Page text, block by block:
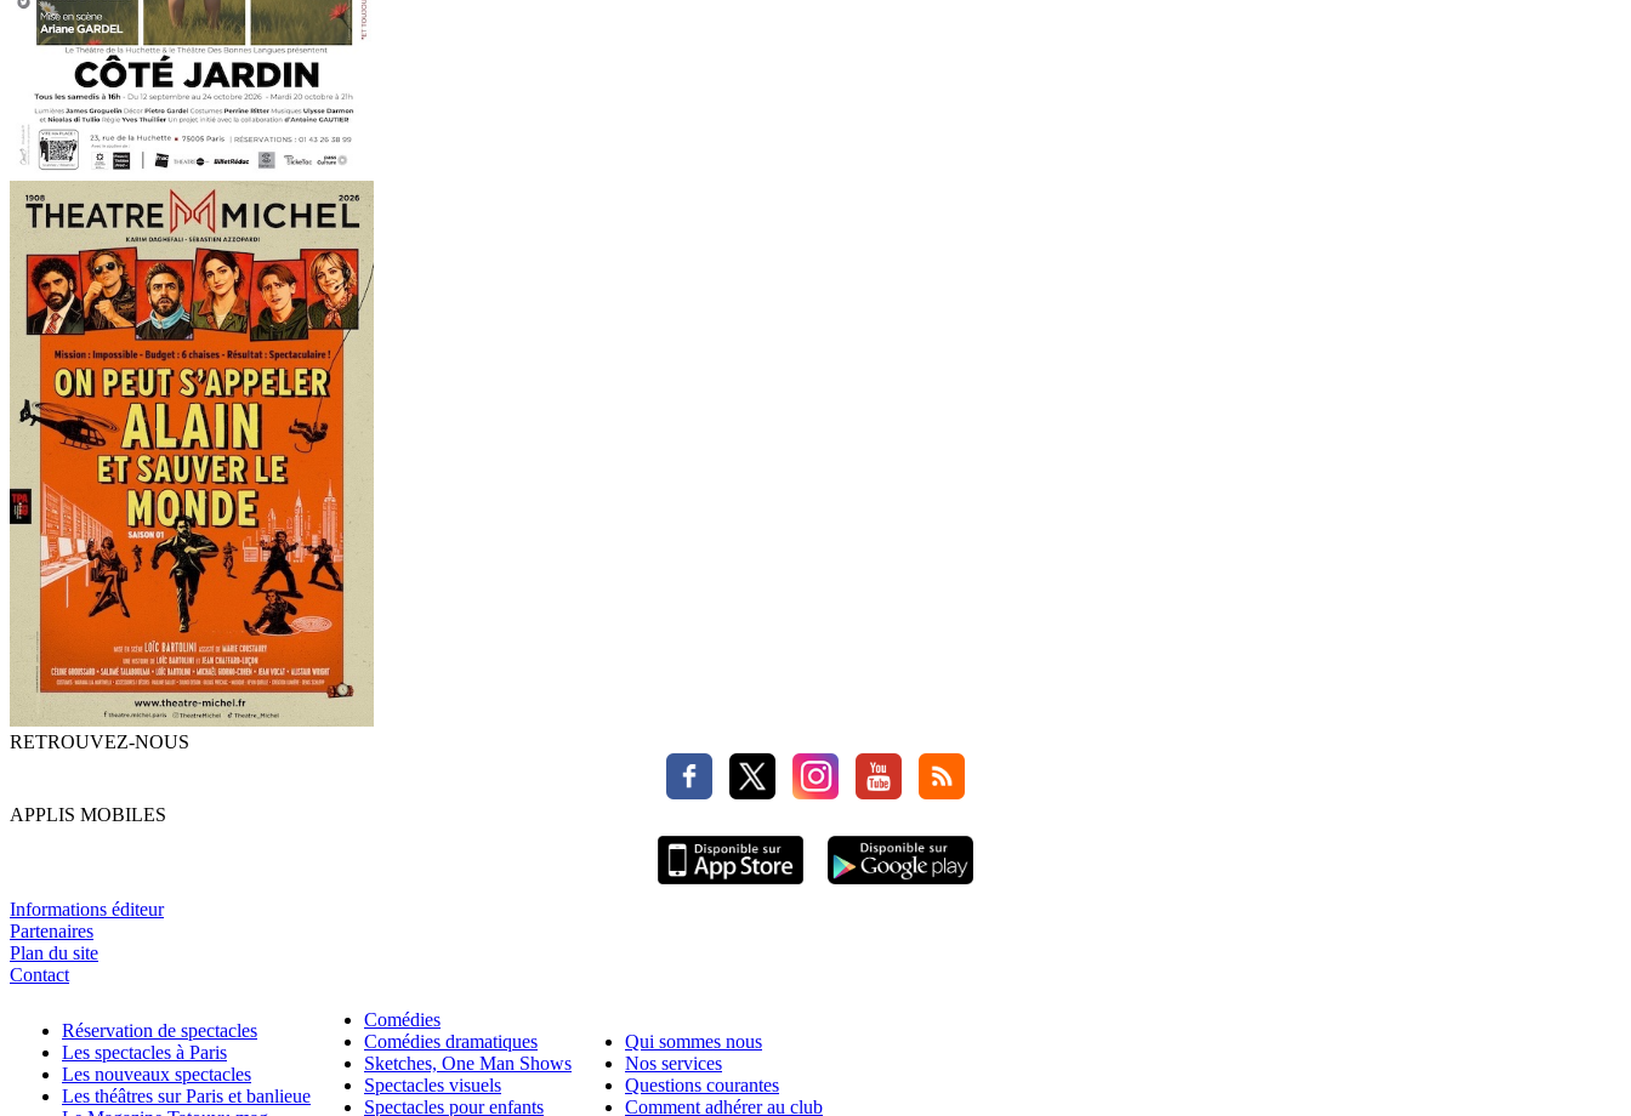
RETROUVEZ-NOUS
APPLIS MOBILES
Informations éditeur
Partenaires
Plan du site
Contact
Réservation de spectacles
Les spectacles à Paris
Les nouveaux spectacles
Les théâtres sur Paris et banlieue
Comédies
Comédies dramatiques
Sketches, One Man Shows
Spectacles visuels
Spectacles pour enfants
Qui sommes nous
Nos services
Questions courantes
Comment adhérer au club